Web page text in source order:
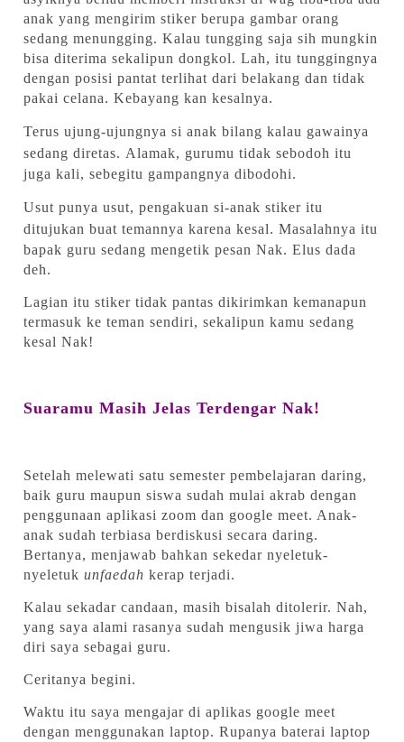
anak yang mengirim stiker berupa gambar orang
sedang menungging. Kalau tungging saja sih mungkin
bisa diterima sekalipun dongkol. Lah, itu tunggingnya
dengan posisi pantat terlihat dari belakang dan tidak
pakai celana. Kebayang kan kesalnya.
Terus ujung-ujungnya si anak bilang kalau gawainya
sedang diretas. Alamak, gurumu tidak sebodoh itu
juga kali, sebegitu gampangnya dibodohi.
Usut punya usut, pengakuan si-anak stiker itu
ditujukan buat temannya karena kesal. Masalahnya itu
bapak guru sedang mengetik pesan Nak. Elus dada
deh.
Lagian itu stiker tidak pantas dikirimkan kemanapun
termasuk ke teman sendiri, sekalipun kamu sedang
kesal Nak!
Suaramu Masih Jelas Terdengar Nak!
Setelah melewati satu semester pembelajaran daring,
baik guru maupun siswa sudah mulai akrab dengan
penggunaan aplikasi zoom dan google meet. Anak-
anak sudah terbiasa berdiskusi secara daring.
Bertanya, menjawab bahkan sekedar nyeletuk-
nyeletuk unfaedah kerap terjadi.
Kalau sekadar candaan, masih bisalah ditolerir. Nah,
yang saya alami rasanya sudah mengusik jiwa harga
diri saya sebagai guru.
Ceritanya begini.
Waktu itu saya mengajar di aplikas google meet
dengan menggunakan laptop. Rupanya baterai laptop